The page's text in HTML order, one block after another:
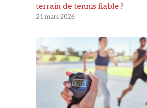
terrain de tennis fiable ?
21 mars 2026